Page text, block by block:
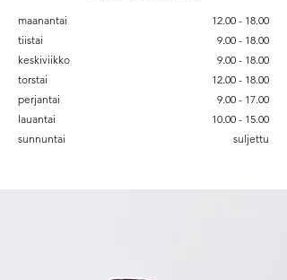
maanantai
tiistai
keskiviikko
torstai
perjantai
lauantai
sunnuntai
12.00 - 18.00
9.00 - 18.00
9.00 - 18.00
12.00 - 18.00
9.00 - 17.00
10.00 - 15.00
suljettu